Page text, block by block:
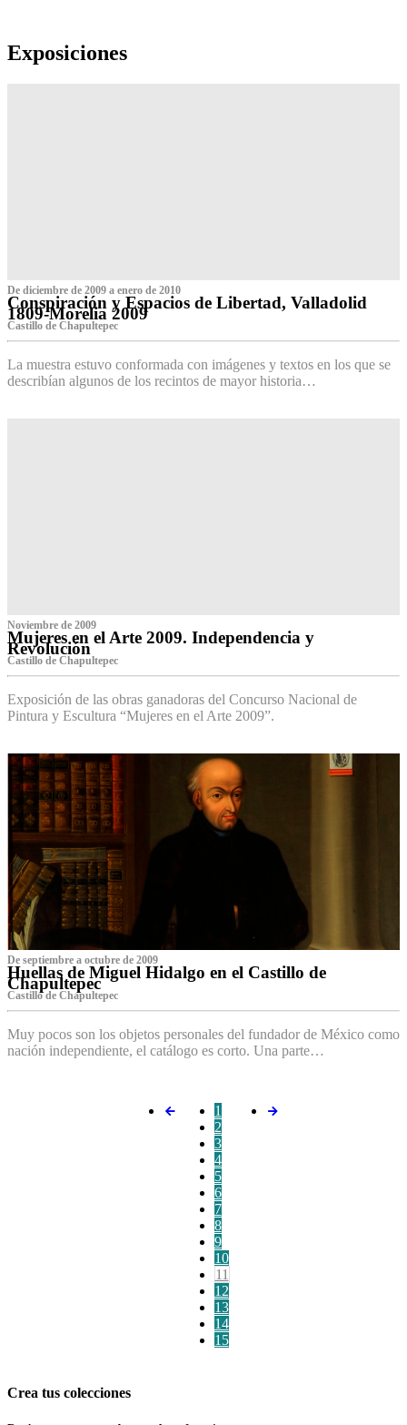
Exposiciones
De diciembre de 2009 a enero de 2010
Conspiración y Espacios de Libertad, Valladolid
1809-Morelia 2009
Castillo de Chapultepec
La muestra estuvo conformada con imágenes y textos en los que se
describían algunos de los recintos de mayor historia…
Noviembre de 2009
Mujeres en el Arte 2009. Independencia y
Revolución
Castillo de Chapultepec
Exposición de las obras ganadoras del Concurso Nacional de
Pintura y Escultura “Mujeres en el Arte 2009”.
De septiembre a octubre de 2009
Huellas de Miguel Hidalgo en el Castillo de
Chapultepec
Castillo de Chapultepec
Muy pocos son los objetos personales del fundador de México como
nación independiente, el catálogo es corto. Una parte…
1
2
3
4
5
6
7
8
9
10
11
12
13
14
15
Crea tus colecciones